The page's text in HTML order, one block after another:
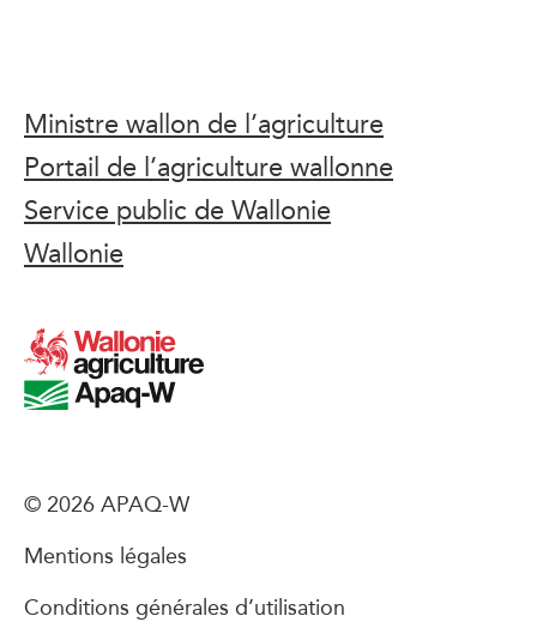
Ministre wallon de l’agriculture
Portail de l’agriculture wallonne
Service public de Wallonie
Wallonie
© 2026 APAQ-W
Mentions légales
Conditions générales d’utilisation